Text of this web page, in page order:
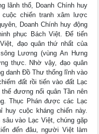
lãnh thổ, Doanh Chính huy
chiến tranh xâm lược
Doanh Chính huy động
phục Bách Việt. Để tiến
đạo quân thứ nhất của
Lương (vùng An Hưng
thực. Nhờ vậy, đạo quân
danh Đồ Thư thống lĩnh vào
đất rồi tiến vào đất Lạc
đương nổi quân Tần nên
Thục Phán được các Lạc
cuộc kháng chiến này.
vào Lạc Việt, chúng gặp
đến đâu, người Việt làm